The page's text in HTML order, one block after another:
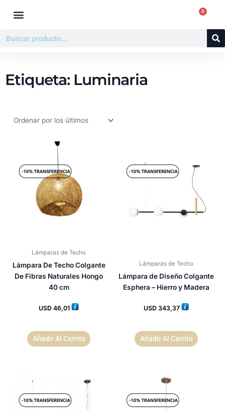
0
Buscar
Etiqueta: Luminaria
Lámparas de Techo
Lámpara De Techo Colgante
De Fibras Naturales Hongo
40 cm
USD 46,01
Añadir Al Carrito
Lámparas de Techo
Lámpara de Diseño Colgante
Esphera – Hierro y Madera
USD 343,37
Añadir Al Carrito